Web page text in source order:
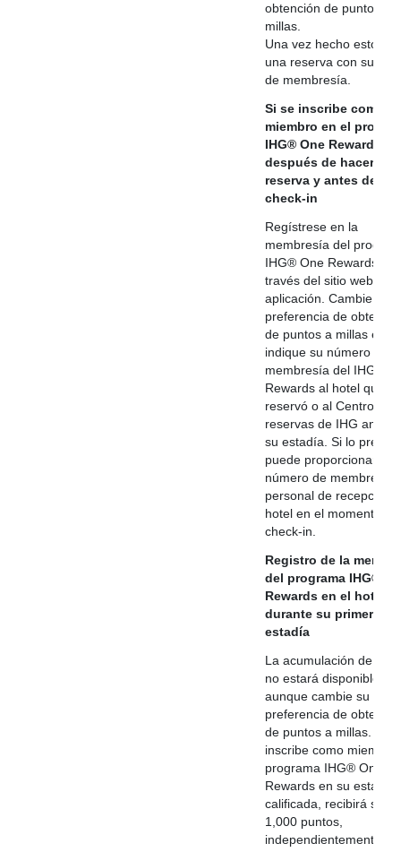
obtención de puntos a
millas.
Una vez hecho esto,
una reserva con su
de membresía.
Si se inscribe como
miembro en el
IHG® One Rewards
después de hacer la
reserva y antes del
check-in
Regístrese en la
membresía del
IHG® One Rewards a
través del sitio web o la
aplicación. Cambie su
preferencia de
de puntos a millas e
indique su número de
membresía del IHG®
Rewards al hotel que
reservó o al Centro de
reservas de IHG antes
su estadía. Si lo
puede proporcionar su
número de membresía
personal de recepción
hotel en el momento del
check-in.
Registro de la
del programa IHG®
Rewards en el hotel
durante su primera
estadía
La acumulación de
no estará disponible
aunque cambie su
preferencia de
de puntos a millas. Si
inscribe como miembro
programa IHG® One
Rewards en su estadía
calificada, recibirá solo
1,000 puntos,
independientemente